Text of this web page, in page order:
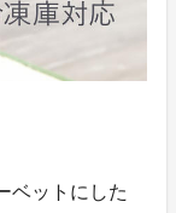
ベットにした